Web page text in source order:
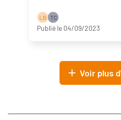
L B T C
Publié le 04/09/2023
Voir plus